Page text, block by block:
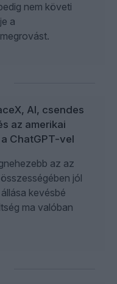
nem követi
a
AI, csendes
az amerikai
ChatGPT-vel
az az
jól
kevésbé
ma valóban